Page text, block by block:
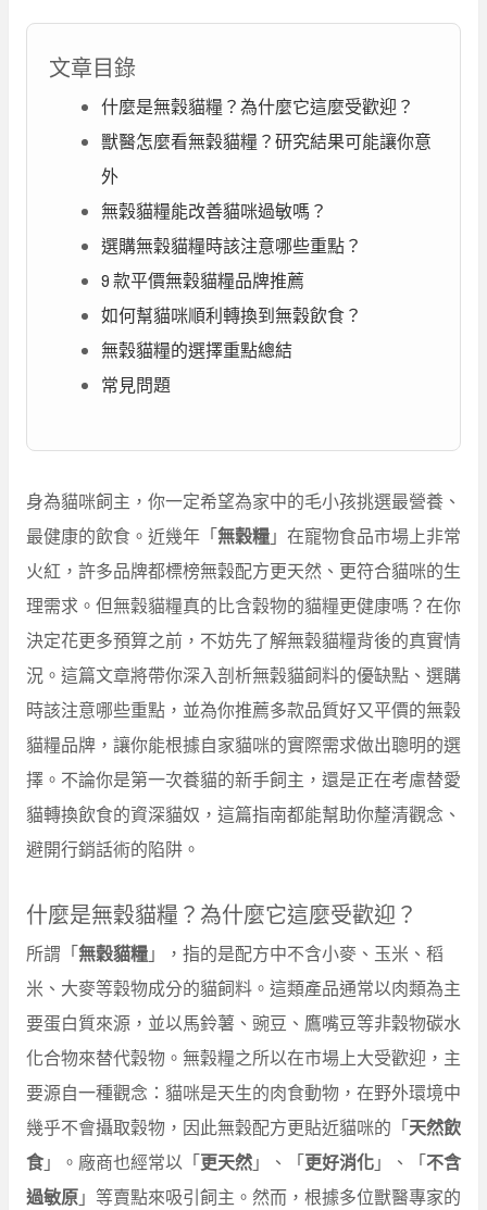
文章目錄
什麼是無穀貓糧？為什麼它這麼受歡迎？
獸醫怎麼看無穀貓糧？研究結果可能讓你意
外
無穀貓糧能改善貓咪過敏嗎？
選購無穀貓糧時該注意哪些重點？
9 款平價無穀貓糧品牌推薦
如何幫貓咪順利轉換到無穀飲食？
無穀貓糧的選擇重點總結
常見問題
身為貓咪飼主，你一定希望為家中的毛小孩挑選最營養、
最健康的飲食。近幾年「無穀糧」在寵物食品市場上非常
火紅，許多品牌都標榜無穀配方更天然、更符合貓咪的生
理需求。但無穀貓糧真的比含穀物的貓糧更健康嗎？在你
決定花更多預算之前，不妨先了解無穀貓糧背後的真實情
況。這篇文章將帶你深入剖析無穀貓飼料的優缺點、選購
時該注意哪些重點，並為你推薦多款品質好又平價的無穀
貓糧品牌，讓你能根據自家貓咪的實際需求做出聰明的選
擇。不論你是第一次養貓的新手飼主，還是正在考慮替愛
貓轉換飲食的資深貓奴，這篇指南都能幫助你釐清觀念、
避開行銷話術的陷阱。
什麼是無穀貓糧？為什麼它這麼受歡迎？
所謂「無穀貓糧」，指的是配方中不含小麥、玉米、稻
米、大麥等穀物成分的貓飼料。這類產品通常以肉類為主
要蛋白質來源，並以馬鈴薯、豌豆、鷹嘴豆等非穀物碳水
化合物來替代穀物。無穀糧之所以在市場上大受歡迎，主
要源自一種觀念：貓咪是天生的肉食動物，在野外環境中
幾乎不會攝取穀物，因此無穀配方更貼近貓咪的「天然飲
食」。廠商也經常以「更天然」、「更好消化」、「不含
過敏原」等賣點來吸引飼主。然而，根據多位獸醫專家的